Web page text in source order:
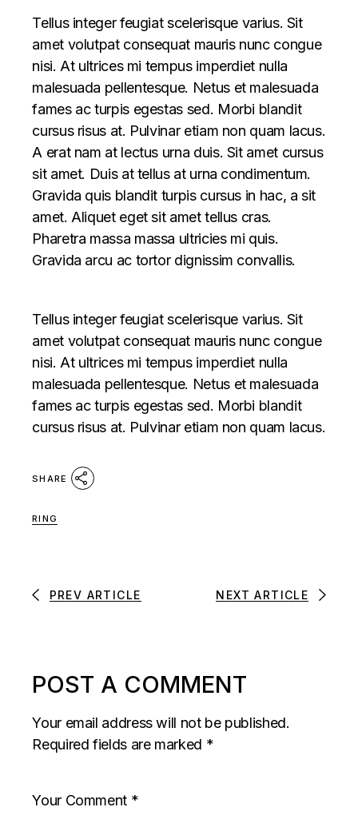
Tellus integer feugiat scelerisque varius. Sit
amet volutpat consequat mauris nunc congue
nisi. At ultrices mi tempus imperdiet nulla
malesuada pellentesque. Netus et malesuada
fames ac turpis egestas sed. Morbi blandit
cursus risus at. Pulvinar etiam non quam lacus.
A erat nam at lectus urna duis. Sit amet cursus
sit amet. Duis at tellus at urna condimentum.
Gravida quis blandit turpis cursus in hac, a sit
amet. Aliquet eget sit amet tellus cras.
Pharetra massa massa ultricies mi quis.
Gravida arcu ac tortor dignissim convallis.
Tellus integer feugiat scelerisque varius. Sit
amet volutpat consequat mauris nunc congue
nisi. At ultrices mi tempus imperdiet nulla
malesuada pellentesque. Netus et malesuada
fames ac turpis egestas sed. Morbi blandit
cursus risus at. Pulvinar etiam non quam lacus.
SHARE
RING
PREV ARTICLE NEXT ARTICLE
POST A COMMENT
Your email address will not be published.
Required fields are marked *